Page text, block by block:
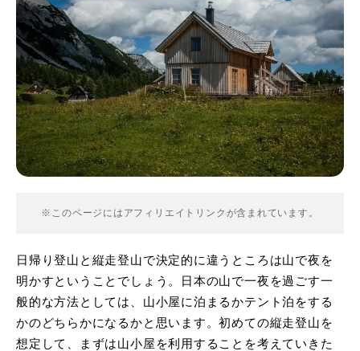
※このページにはアフィリエイトリンクが含まれています。
日帰り登山と縦走登山で決定的に違うところは山で夜を
明かすということでしょう。日本の山で一夜を過ごす一
般的な方法としては、山小屋に泊まるかテント泊をする
かのどちらかになるかと思います。初めての縦走登山を
想定して、まずは山小屋を利用することを考えていきた